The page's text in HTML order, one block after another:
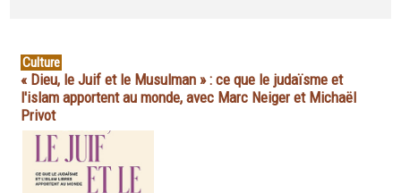
Culture
« Dieu, le Juif et le Musulman » : ce que le judaïsme et
l'islam apportent au monde, avec Marc Neiger et Michaël
Privot